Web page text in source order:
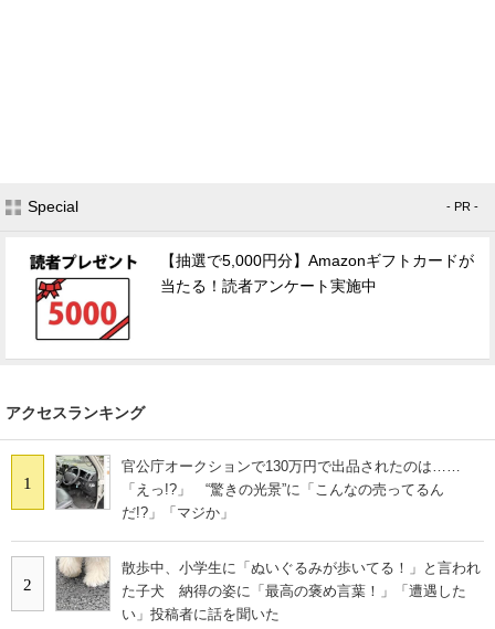
Special - PR -
【抽選で5,000円分】Amazonギフトカードが
当たる！読者アンケート実施中
アクセスランキング
1
官公庁オークションで130万円で出品されたのは……
「えっ!?」 “驚きの光景”に「こんなの売ってるん
だ!?」「マジか」
2
散歩中、小学生に「ぬいぐるみが歩いてる！」と言われ
た子犬 納得の姿に「最高の褒め言葉！」「遭遇した
い」投稿者に話を聞いた